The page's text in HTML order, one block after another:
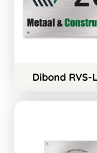
Dibond RVS-